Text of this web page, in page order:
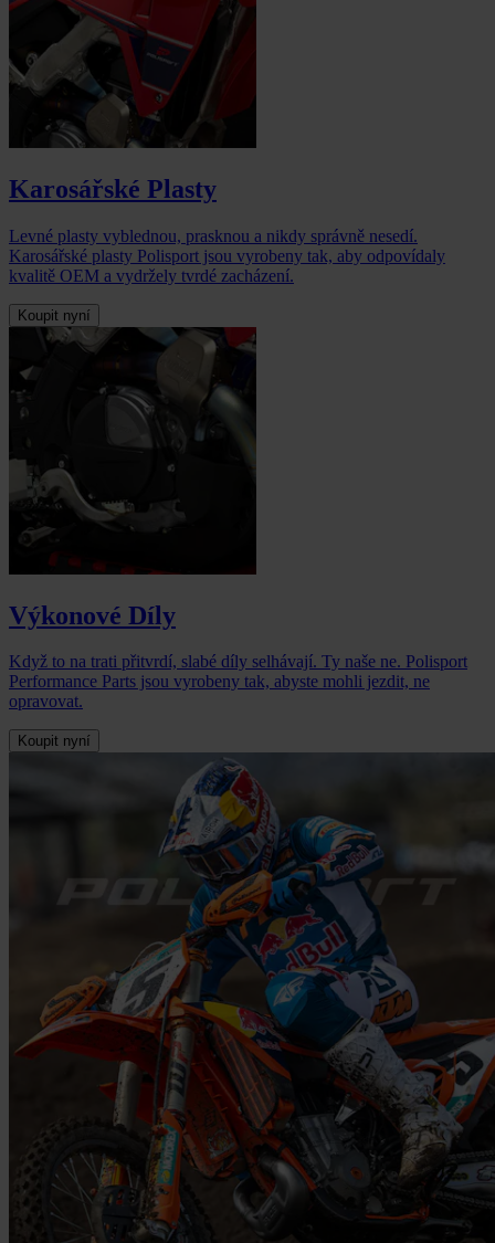
Karosářské Plasty
Levné plasty vyblednou, prasknou a nikdy správně nesedí.
Karosářské plasty Polisport jsou vyrobeny tak, aby odpovídaly
kvalitě OEM a vydržely tvrdé zacházení.
Koupit nyní
Výkonové Díly
Když to na trati přitvrdí, slabé díly selhávají. Ty naše ne. Polisport
Performance Parts jsou vyrobeny tak, abyste mohli jezdit, ne
opravovat.
Koupit nyní